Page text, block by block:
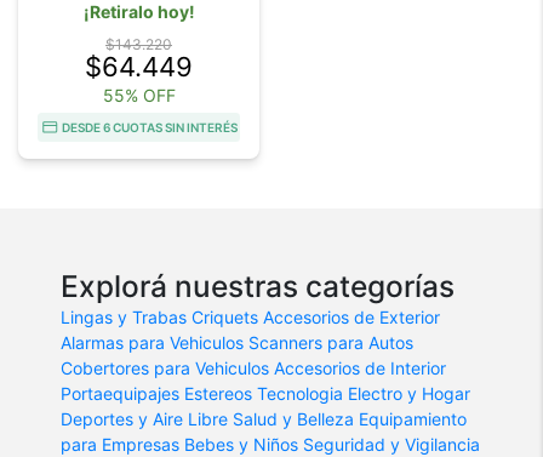
¡Retiralo hoy!
$143.220
$64.449
55% OFF
DESDE 6 CUOTAS SIN INTERÉS
Explorá nuestras categorías
Lingas y Trabas Criquets Accesorios de Exterior
Alarmas para Vehiculos Scanners para Autos
Cobertores para Vehiculos Accesorios de Interior
Portaequipajes Estereos Tecnologia Electro y Hogar
Deportes y Aire Libre Salud y Belleza Equipamiento
para Empresas Bebes y Niños Seguridad y Vigilancia